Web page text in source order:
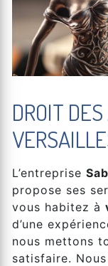
DROIT
L’entreprise
propose ses
vous habitez à
d’une
nous mettons
satisfaire.